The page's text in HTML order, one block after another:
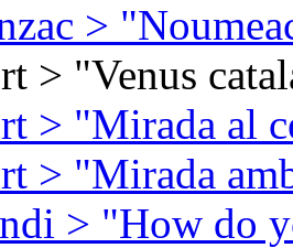
>
> "Venus
> "Mirada al
> "Mirada
> "How do